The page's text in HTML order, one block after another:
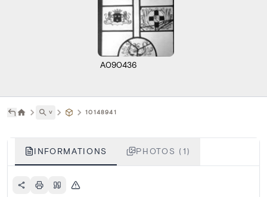
A090436
˅ 10148941
INFORMATIONS PHOTOS (1)